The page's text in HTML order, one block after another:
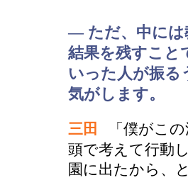
― ただ、中には
結果を残すこと
いった人が振る
気がします。
三田
「僕がこ
頭で考えて行動
園に出たから、